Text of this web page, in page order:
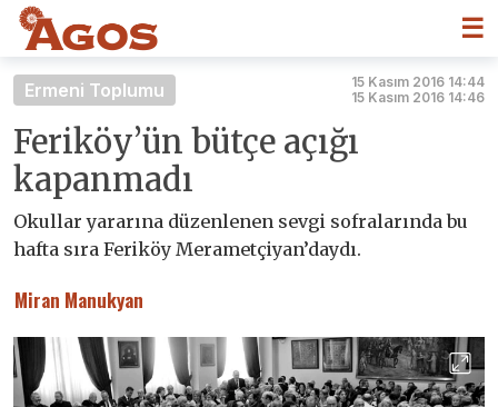
☰
Ermeni Toplumu
15 Kasım 2016 14:44
15 Kasım 2016 14:46
Feriköy’ün bütçe açığı
kapanmadı
Okullar yararına düzenlenen sevgi sofralarında bu
hafta sıra Feriköy Merametçiyan’daydı.
Miran Manukyan